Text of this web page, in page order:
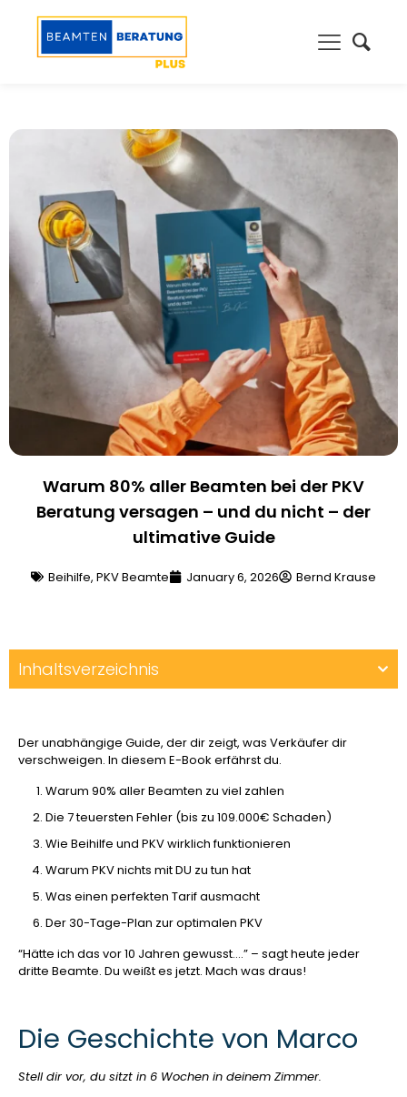
Warum 80% aller Beamten bei der PKV
Beratung versagen – und du nicht – der
ultimative Guide
Beihilfe, PKV Beamte January 6, 2026 Bernd Krause
Der unabhängige Guide, der dir zeigt, was Verkäufer dir
verschweigen. In diesem E-Book erfährst du.
Warum 90% aller Beamten zu viel zahlen
Die 7 teuersten Fehler (bis zu 109.000€ Schaden)
Wie Beihilfe und PKV wirklich funktionieren
Warum PKV nichts mit DU zu tun hat
Was einen perfekten Tarif ausmacht
Der 30-Tage-Plan zur optimalen PKV
“Hätte ich das vor 10 Jahren gewusst….” – sagt heute jeder
dritte Beamte. Du weißt es jetzt. Mach was draus!
Die Geschichte von Marco
Stell dir vor, du sitzt in 6 Wochen in deinem Zimmer.
Inhaltsverzeichnis